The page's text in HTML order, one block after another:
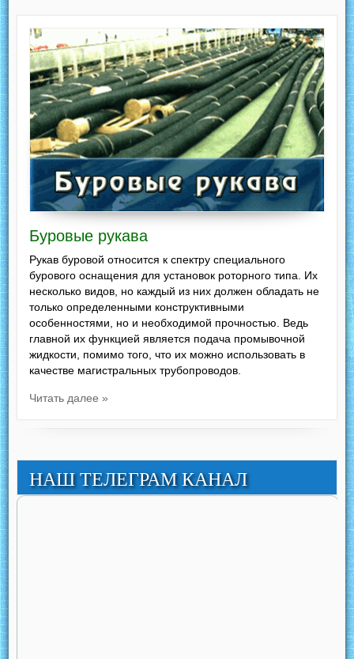
Буровые рукава
Рукав буровой относится к спектру специального
бурового оснащения для установок роторного типа. Их
несколько видов, но каждый из них должен обладать не
только определенными конструктивными
особенностями, но и необходимой прочностью. Ведь
главной их функцией является подача промывочной
жидкости, помимо того, что их можно использовать в
качестве магистральных трубопроводов.
Читать далее »
НАШ ТЕЛЕГРАМ КАНАЛ